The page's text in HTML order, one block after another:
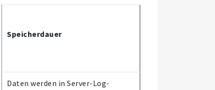
Speicherdauer
Daten werden in Server-Log-